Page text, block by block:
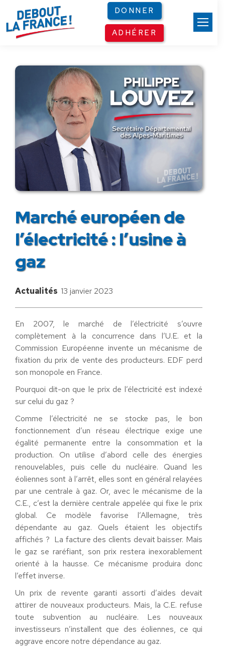
DONNER
ADHÉRER
Marché européen de
l’électricité : l’usine à
gaz
Actualités 13 janvier 2023
En 2007, le marché de l’électricité s’ouvre
complètement à la concurrence dans l’U.E. et la
Commission Européenne invente un mécanisme de
fixation du prix de vente des producteurs. EDF perd
son monopole en France.
Pourquoi dit-on que le prix de l’électricité est indexé
sur celui du gaz ?
Comme l’électricité ne se stocke pas, le bon
fonctionnement d’un réseau électrique exige une
égalité permanente entre la consommation et la
production. On utilise d’abord celle des énergies
renouvelables, puis celle du nucléaire. Quand les
éoliennes sont à l’arrêt, elles sont en général relayées
par une centrale à gaz. Or, avec le mécanisme de la
C.E., c’est la dernière centrale appelée qui fixe le prix
global. Ce modèle favorise l’Allemagne, très
dépendante au gaz. Quels étaient les objectifs
affichés ? La facture des clients devait baisser. Mais
le gaz se raréfiant, son prix restera inexorablement
orienté à la hausse. Ce mécanisme produira donc
l’effet inverse.
Un prix de revente garanti assorti d’aides devait
attirer de nouveaux producteurs. Mais, la C.E. refuse
toute subvention au nucléaire. Les nouveaux
investisseurs n’installent que des éoliennes, ce qui
aggrave encore notre dépendance au gaz.
Panneau de gestion des cookies